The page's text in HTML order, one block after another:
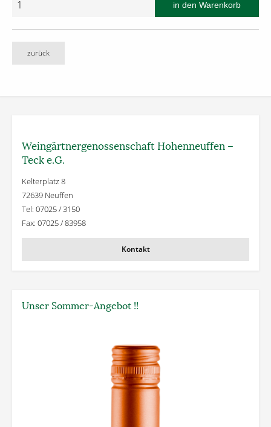
zurück
Weingärtner­genossenschaft Hohenneuffen –
Teck e.G.
Kelterplatz 8
72639 Neuffen
Tel: 07025 / 3150
Fax: 07025 / 83958
Kontakt
Unser Sommer-Angebot !!